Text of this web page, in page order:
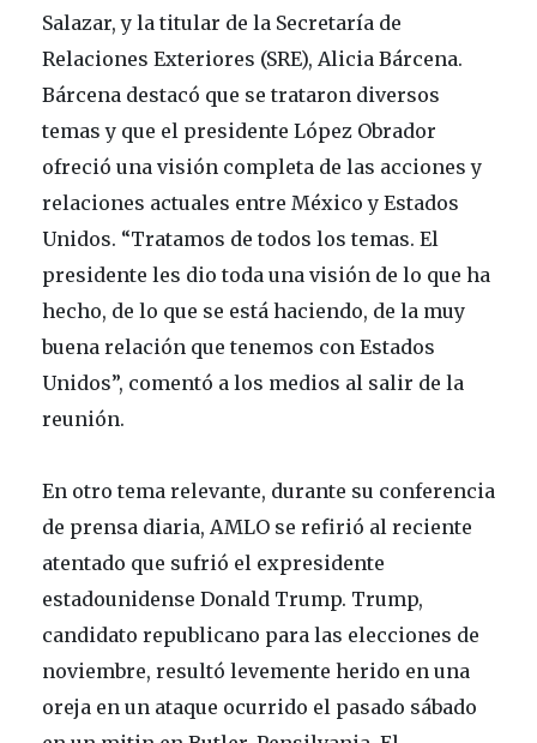
Salazar, y la titular de la Secretaría de
Relaciones Exteriores (SRE), Alicia Bárcena.
Bárcena destacó que se trataron diversos
temas y que el presidente López Obrador
ofreció una visión completa de las acciones y
relaciones actuales entre México y Estados
Unidos. “Tratamos de todos los temas. El
presidente les dio toda una visión de lo que ha
hecho, de lo que se está haciendo, de la muy
buena relación que tenemos con Estados
Unidos”, comentó a los medios al salir de la
reunión.
En otro tema relevante, durante su conferencia
de prensa diaria, AMLO se refirió al reciente
atentado que sufrió el expresidente
estadounidense Donald Trump. Trump,
candidato republicano para las elecciones de
noviembre, resultó levemente herido en una
oreja en un ataque ocurrido el pasado sábado